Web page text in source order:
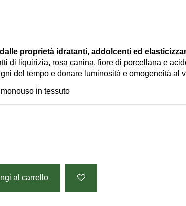
proprietà idratanti, addolcenti ed
di liquirizia, rosa canina, fiore di porcellana e
del tempo e donare luminosità e omogeneità al
in tessuto
al carrello